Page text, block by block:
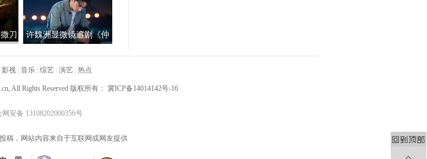
毅又踟蹰
刀
许魏洲显微镜追剧《仲
言情小说男主
影视 音乐 综艺 演艺 热点
, All Rights Reserved 版权所有： 冀ICP备14014142号-16
网安备 13108202000356号
稿，网站内容来自于互联网或网友提供